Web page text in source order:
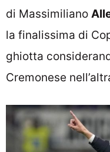
di Massimiliano
la finalissima di
ghiotta
Cremonese